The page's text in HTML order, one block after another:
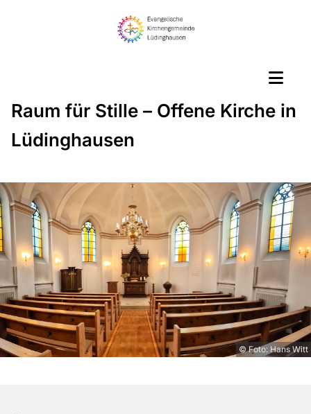
Raum für Stille – Offene Kirche in
Lüdinghausen
© Foto: Hans Witt